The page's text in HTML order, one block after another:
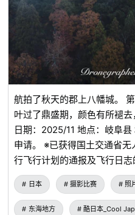
航拍了秋天的郡上八幡城。 第一次来到郡上八幡城。虽然红
叶过了鼎盛期，颜色有所褪去
日期：2025/11 地点：岐阜县 郡上 ※已确认郡上八
申请。 ※已获得国土交通省
行飞行计划的通报及飞行日志
日本 摄影比赛 照
东海地方 酷日本_Cool